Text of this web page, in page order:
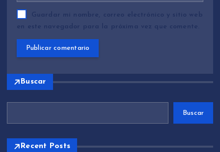
Guardar mi nombre, correo electrónico y sitio web
en este navegador para la próxima vez que comente.
Buscar
Buscar
Recent Posts